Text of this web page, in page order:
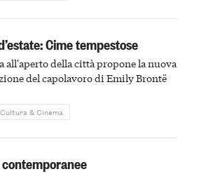
Cime tempestose
all'aperto della città propone la nuova
del capolavoro di Emily Brontë
Cultura & Cinema